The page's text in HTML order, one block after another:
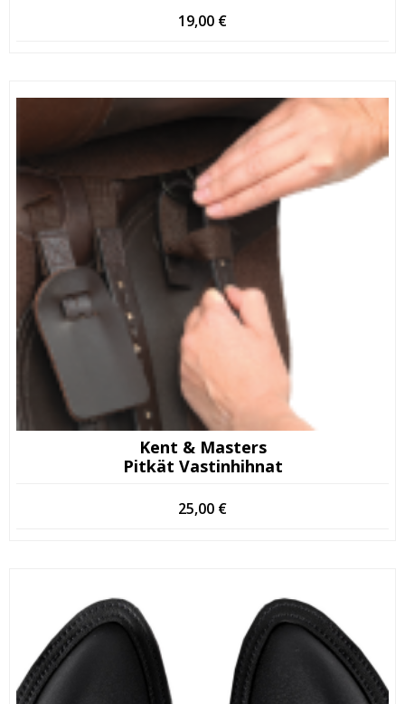
19,00 €
Kent & Masters
Pitkät Vastinhihnat
25,00 €